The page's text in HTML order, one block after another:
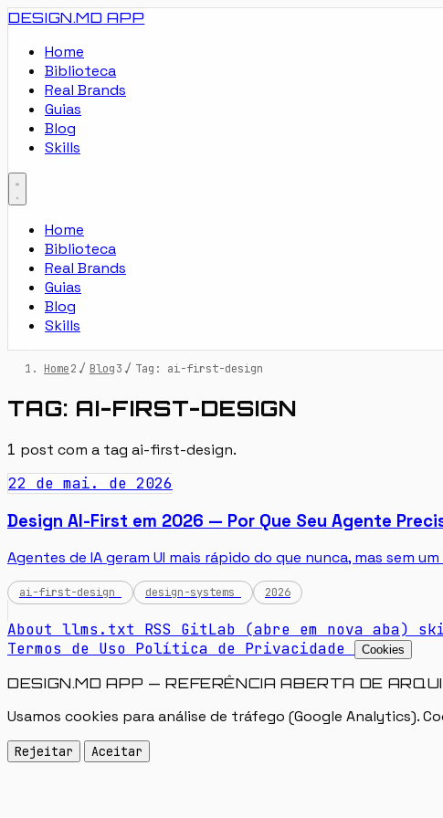
DESIGN.MD APP
Home
Biblioteca
Real Brands
Guias
Blog
Skills
Home
Biblioteca
Real Brands
Guias
Blog
Skills
Home / Blog / Tag: ai-first-design
TAG: AI-FIRST-DESIGN
1 post com a tag ai-first-design.
22 de mai. de 2026
Design AI-First em 2026 — Por Que Seu Agente
Agentes de IA geram UI mais rápido do que nunca, mas sem
ai-first-design design-systems 2026
About llms.txt RSS GitLab (abre em nova aba)
Termos de Uso Política de Privacidade Cookies
DESIGN.MD APP — REFERÊNCIA ABERTA DE
Usamos cookies para análise de tráfego (Google Analytics).
Rejeitar Aceitar